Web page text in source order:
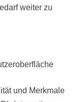
weiter zu
und Merkmale